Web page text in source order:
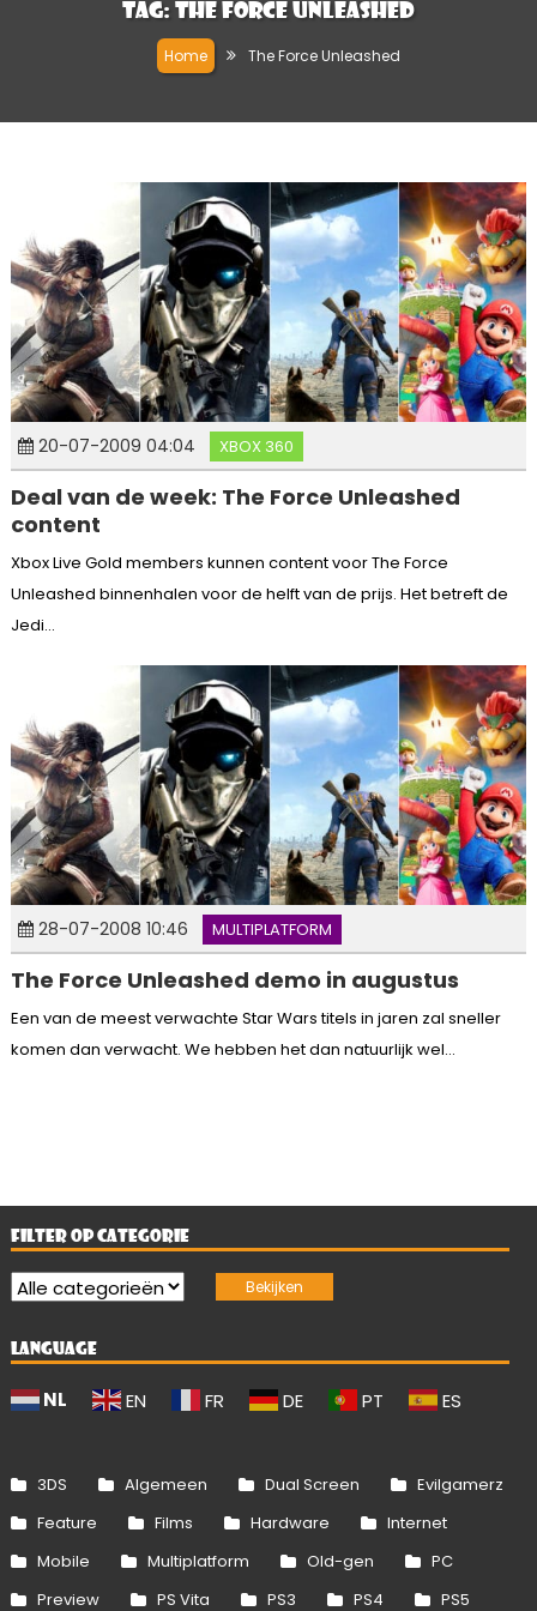
Tag: The Force Unleashed
Home The Force Unleashed
20-07-2009 04:04 XBOX 360
Deal van de week: The Force Unleashed
content
Xbox Live Gold members kunnen content voor The Force
Unleashed binnenhalen voor de helft van de prijs. Het betreft de
Jedi...
28-07-2008 10:46 MULTIPLATFORM
The Force Unleashed demo in augustus
Een van de meest verwachte Star Wars titels in jaren zal sneller
komen dan verwacht. We hebben het dan natuurlijk wel...
FILTER OP CATEGORIE
LANGUAGE
NL EN FR DE PT ES
3DS Algemeen Dual Screen
Evilgamerz
Feature
Films Hardware
Internet
Mobile
Multiplatform Old-gen
PC
Preview
PS Vita PS3 PS4 PS5